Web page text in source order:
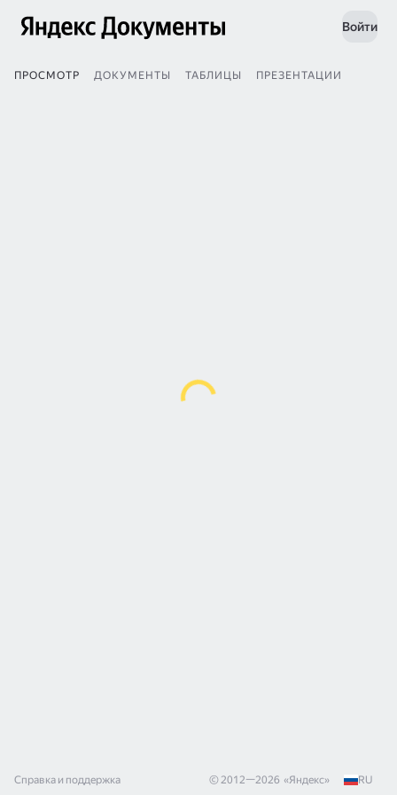
Войти
ПРОСМОТР ДОКУМЕНТЫ ТАБЛИЦЫ ПРЕЗЕНТАЦИИ
Справка и поддержка © 2012—2026 «Яндекс» RU